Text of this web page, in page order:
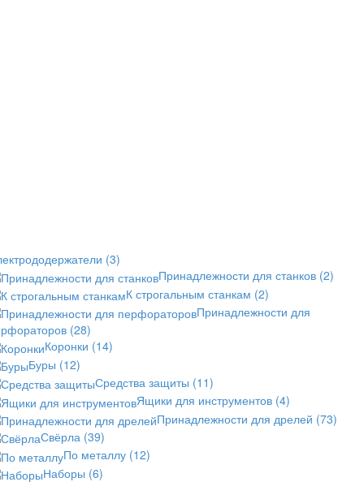
(3)
Принадлежности для станков (2)
К строгальным станкам (2)
Принадлежности для
(28)
Коронки (14)
Буры (12)
Средства защиты (11)
Ящики для инструментов (4)
Принадлежности для дрелей (73)
Свёрла (39)
По металлу (12)
Наборы (6)